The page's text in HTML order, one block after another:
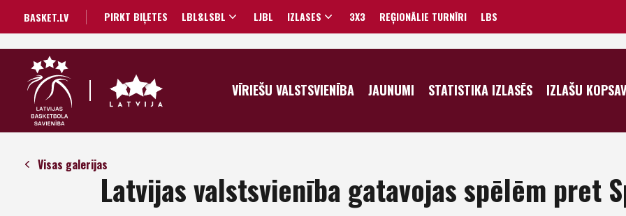
BASKET.LV PIRKT BIĻETES LBL&LSBL LJBL IZLASES
VĪRIEŠI
3X3 REĢIONĀLIE TURNĪRI LBS
VĪRIEŠU VALSTSVIENĪBA JAUNUMI STATISTIKA IZLASĒS IZLAŠU
Visas galerijas
Latvijas valstsvienība gatavojas spēlēm pret